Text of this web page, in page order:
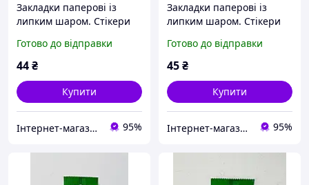
Закладки паперові із
липким шаром. Стікери
аркушів ZB15104 ZIBI
Готово до відправки
44₴
Купити
Інтернет-магазин "Русалочка" 95%
Закладки паперові із
липким шаром. Стікери
аркушів ZB15103 ZIBI
Готово до відправки
45₴
Купити
Інтернет-магазин "Русалочка" 95%